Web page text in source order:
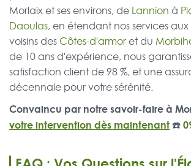
Morlaix et ses environs, de Lannion à
Daoulas, en étendant nos services
voisins des Côtes-d'armor et du
de 10 ans d'expérience, nous
satisfaction client de 98 %, et une
décennale pour votre sérénité.
Convaincu par notre savoir-faire à
votre intervention dès maintenant ☎️